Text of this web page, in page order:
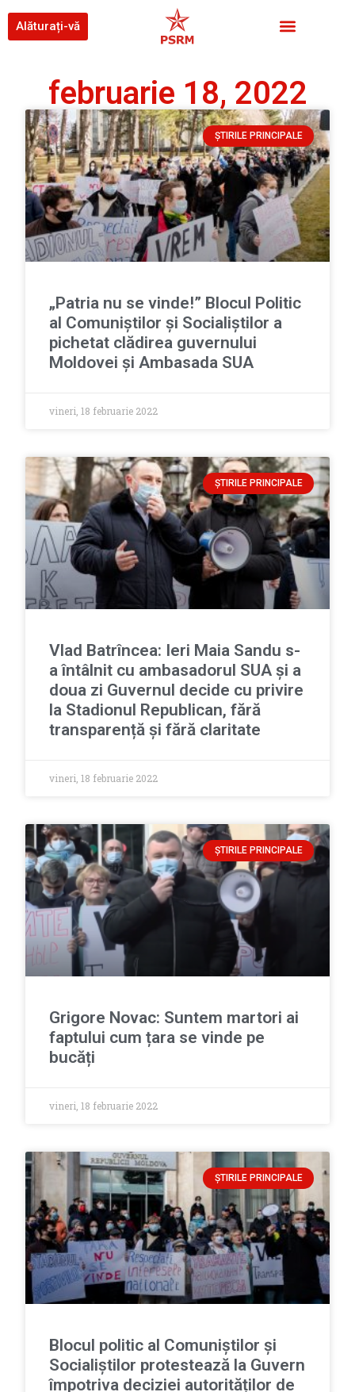
Alăturați-vă
februarie 18, 2022
ȘTIRILE PRINCIPALE
„Patria nu se vinde!” Blocul Politic
al Comuniștilor și Socialiștilor a
pichetat clădirea guvernului
Moldovei și Ambasada SUA
vineri, 18 februarie 2022
ȘTIRILE PRINCIPALE
Vlad Batrîncea: Ieri Maia Sandu s-
a întâlnit cu ambasadorul SUA și a
doua zi Guvernul decide cu privire
la Stadionul Republican, fără
transparență și fără claritate
vineri, 18 februarie 2022
ȘTIRILE PRINCIPALE
Grigore Novac: Suntem martori ai
faptului cum țara se vinde pe
bucăți
vineri, 18 februarie 2022
ȘTIRILE PRINCIPALE
Blocul politic al Comuniștilor și
Socialiștilor protestează la Guvern
împotriva deciziei autorităților de